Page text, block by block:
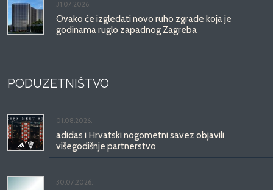
31.07.2026.
Ovako će izgledati novo ruho zgrade koja je
godinama ruglo zapadnog Zagreba
PODUZETNIŠTVO
01.08.2026.
adidas i Hrvatski nogometni savez objavili
višegodišnje partnerstvo
30.07.2026.